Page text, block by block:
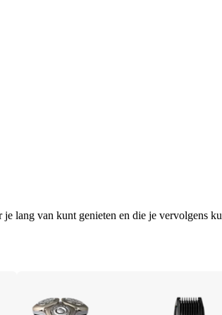
lang van kunt genieten en die je vervolgens